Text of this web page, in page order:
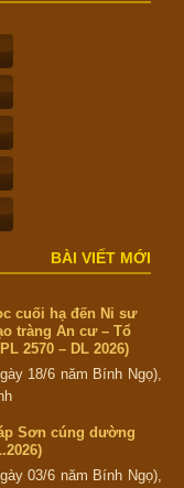
BÀI VIẾT MỚI
cuối hạ đến Ni sư
tràng An cư – Tổ
2570 – DL 2026)
18/6 năm Bính Ngọ),
Sơn cúng dường
03/6 năm Bính Ngọ),